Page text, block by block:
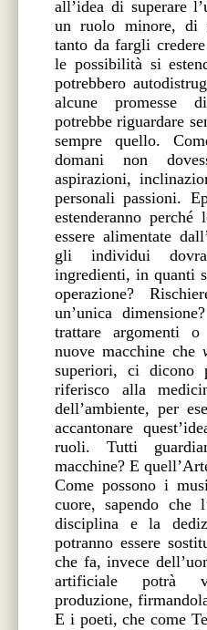
all’idea di superare
un ruolo minore, di
tanto da fargli
le possibilità si
potrebbero
alcune promesse
potrebbe riguardare
sempre quello.
domani non
aspirazioni,
personali passioni.
estenderanno perché
essere alimentate
gli individui
ingredienti, in quanti
operazione?
un’unica
trattare argomenti
nuove macchine che
superiori, ci dicono
riferisco alla
dell’ambiente, per
accantonare
ruoli. Tutti
macchine? E
Come possono i
cuore, sapendo che
disciplina e la
potranno essere
che fa, invece
artificiale potrà
produzione,
E i poeti, che come